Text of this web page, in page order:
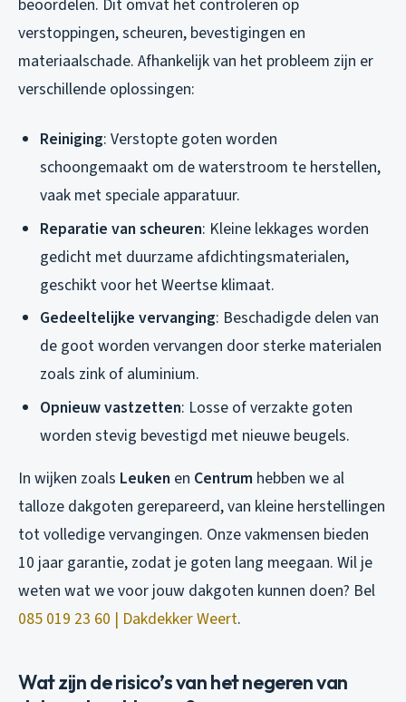
beoordelen. Dit omvat het controleren op
verstoppingen, scheuren, bevestigingen en
materiaalschade. Afhankelijk van het probleem zijn er
verschillende oplossingen:
Reiniging: Verstopte goten worden
schoongemaakt om de waterstroom te herstellen,
vaak met speciale apparatuur.
Reparatie van scheuren: Kleine lekkages worden
gedicht met duurzame afdichtingsmaterialen,
geschikt voor het Weertse klimaat.
Gedeeltelijke vervanging: Beschadigde delen van
de goot worden vervangen door sterke materialen
zoals zink of aluminium.
Opnieuw vastzetten: Losse of verzakte goten
worden stevig bevestigd met nieuwe beugels.
In wijken zoals Leuken en Centrum hebben we al
talloze dakgoten gerepareerd, van kleine herstellingen
tot volledige vervangingen. Onze vakmensen bieden
10 jaar garantie, zodat je goten lang meegaan. Wil je
weten wat we voor jouw dakgoten kunnen doen? Bel
085 019 23 60 | Dakdekker Weert.
Wat zijn de risico’s van het negeren van